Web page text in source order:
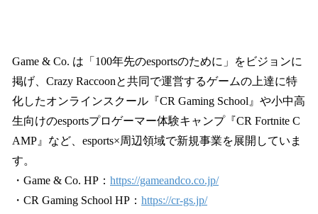
Game & Co. は「100年先のesportsのために」をビジョンに
掲げ、Crazy Raccoonと共同で運営するゲームの上達に特
化したオンラインスクール『CR Gaming School』や小中高
生向けのesportsプロゲーマー体験キャンプ『CR Fortnite C
AMP』など、esports×周辺領域で新規事業を展開していま
す。
・Game & Co. HP： https://gameandco.co.jp/
・CR Gaming School HP： https://cr-gs.jp/